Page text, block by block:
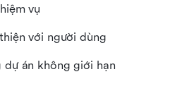
vụ
với người dùng
án không giới hạn